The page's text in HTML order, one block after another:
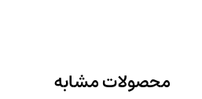
محصولات مشابه